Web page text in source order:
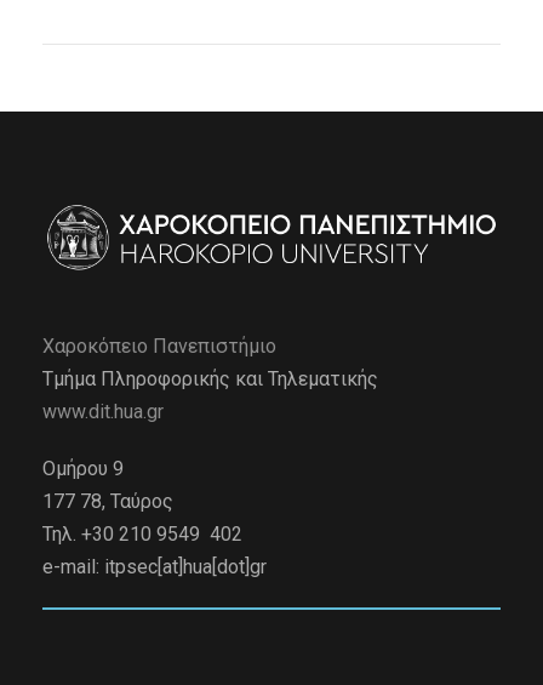
Χαροκόπειο Πανεπιστήμιο
Τμήμα Πληροφορικής και Τηλεματικής
www.dit.hua.gr
Ομήρου 9
177 78, Ταύρος
Τηλ. +30 210 9549 402
e-mail: itpsec[at]hua[dot]gr